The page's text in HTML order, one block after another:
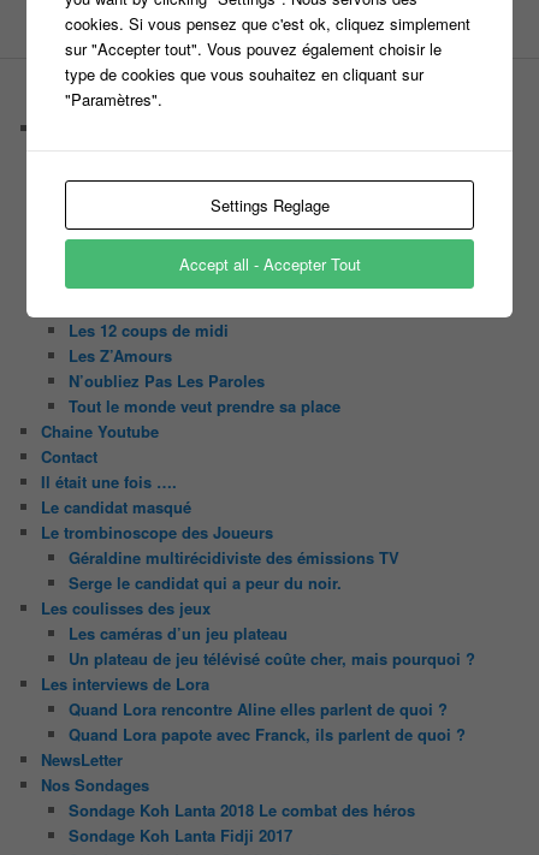
PAGES
C’est quoi un casteur ?
C’est quoi un directeur de casting ?
Motus
C’est quoi un casting ?
Les 12 coups de midi
Les Z’Amours
N’oubliez Pas Les Paroles
Tout le monde veut prendre sa place
Chaine Youtube
Contact
Il était une fois ….
Le candidat masqué
Le trombinoscope des Joueurs
Géraldine multirécidiviste des émissions TV
Serge le candidat qui a peur du noir.
Les coulisses des jeux
Les caméras d’un jeu plateau
Un plateau de jeu télévisé coûte cher, mais pourquoi ?
Les interviews de Lora
Quand Lora rencontre Aline elles parlent de quoi ?
Quand Lora papote avec Franck, ils parlent de quoi ?
NewsLetter
Nos Sondages
Sondage Koh Lanta 2018 Le combat des héros
Sondage Koh Lanta Fidji 2017
cookies. Si vous pensez que c'est ok, cliquez simplement
sur "Accepter tout". Vous pouvez également choisir le
type de cookies que vous souhaitez en cliquant sur
"Paramètres".
Settings Reglage
Accept all - Accepter Tout